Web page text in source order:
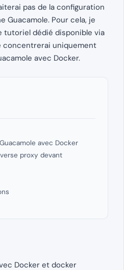
pas de la configuration
Guacamole. Pour cela, je
tutoriel dédié disponible via
concentrerai uniquement
avec Docker.
avec Docker
proxy devant
Docker et docker